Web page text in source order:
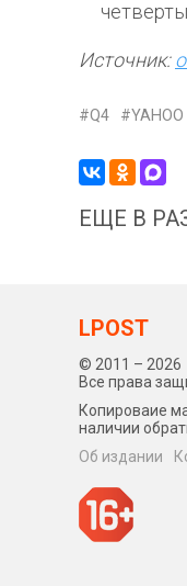
Источник:
Q4 YAHOO
ЕЩЕ В
LPOST
© 2011 – 2026
Все права
Копироваие
наличии
Об издании